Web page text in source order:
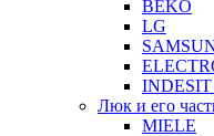
BEKO
LG
Люк и его
MIELE